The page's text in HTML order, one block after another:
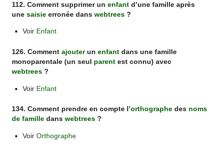
112. Comment supprimer unenfant d’une famille après
unesaisie erronée danswebtrees ?
Voir Enfant
126. Commentajouterunenfant dans une famille
monoparentale (un seul parent est connu) avec
webtrees ?
Voir Enfant
134. Comment prendre en compte l’orthographe des noms
de famille danswebtrees ?
Voir Orthographe